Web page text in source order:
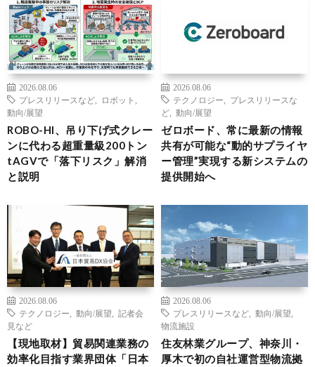
2026.08.06
プレスリリースなど
ロボット
動向/展望
ROBO-HI、吊り下げ式クレー
ンに代わる超重量級200トン
tAGVで「落下リスク」解消
と説明
2026.08.06
テクノロジー
プレスリリースな
ど
動向/展望
ゼロボード、常に最新の情報
共有が可能な“動的サプライヤ
ー管理”実現する新システムの
提供開始へ
2026.08.06
テクノロジー
動向/展望
記者会
見など
【現地取材】貿易関連業務の
効率化目指す業界団体「日本
2026.08.06
プレスリリースなど
動向/展望
物流施設
住友林業グループ、神奈川・
厚木で初の自社運営型物流拠